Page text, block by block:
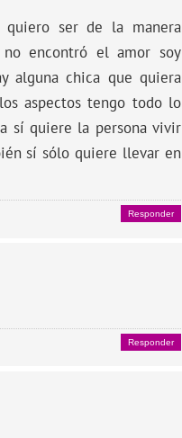
ser de la manera
encontró el amor soy
alguna chica que quiera
aspectos tengo todo lo
sí quiere la persona vivir
sí sólo quiere llevar en
Responder
Responder